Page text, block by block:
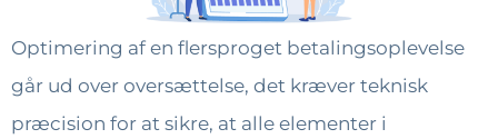
Optimering af en flersproget betalingsoplevelse
går ud over oversættelse, det kræver teknisk
præcision for at sikre, at alle elementer i